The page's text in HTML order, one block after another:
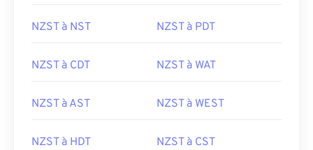
NZST à NST NZST à PDT
NZST à CDT NZST à WAT
NZST à AST NZST à WEST
NZST à HDT NZST à CST